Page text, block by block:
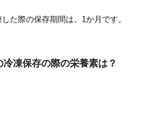
た際の保存期間は、1か月です。
凍保存の際の栄養素は？